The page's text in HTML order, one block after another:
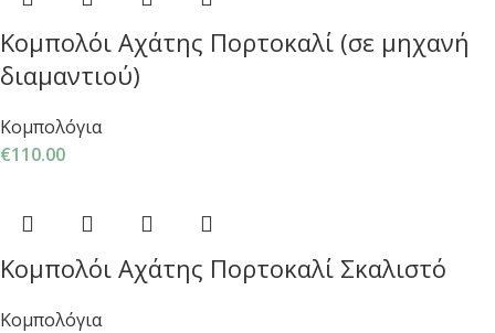
Κομπολόι Αχάτης Πορτοκαλί (σε μηχανή
διαμαντιού)
Κομπολόγια
€110.00
Κομπολόι Αχάτης Πορτοκαλί Σκαλιστό
Κομπολόγια